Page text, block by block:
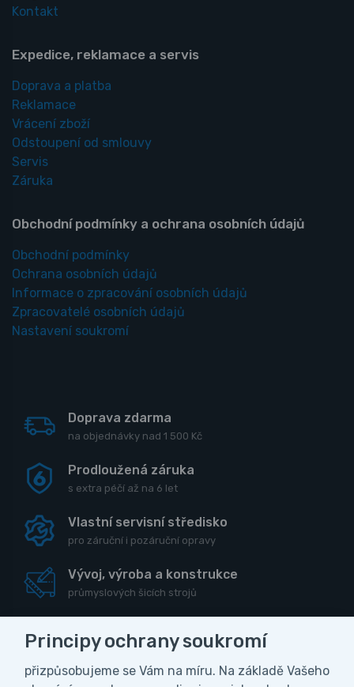
Kontakt
Expedice, reklamace a servis
Doprava a platba
Reklamace
Vrácení zboží
Odstoupení od smlouvy
Servis
Záruka
Obchodní podmínky a ochrana osobních údajů
Obchodní podmínky
Ochrana osobních údajů
Informace o zpracování osobních údajů
Zpracovatelé osobních údajů
Nastavení soukromí
Doprava zdarma
na objednávky nad 1 500 Kč
Prodloužená záruka
s extra péčí až na 6 let
Vlastní servisní středisko
pro záruční i pozáruční opravy
Vývoj, výroba a konstrukce
průmyslových šicích strojů
Principy ochrany soukromí
přizpůsobujeme se Vám na míru. Na základě Vašeho